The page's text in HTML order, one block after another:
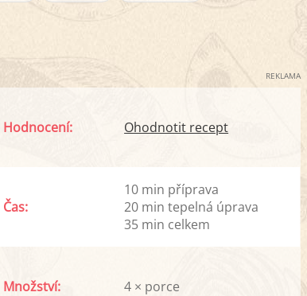
REKLAMA
Hodnocení: Ohodnotit recept
Čas:
10 min příprava
20 min tepelná úprava
35 min celkem
Množství: 4 × porce